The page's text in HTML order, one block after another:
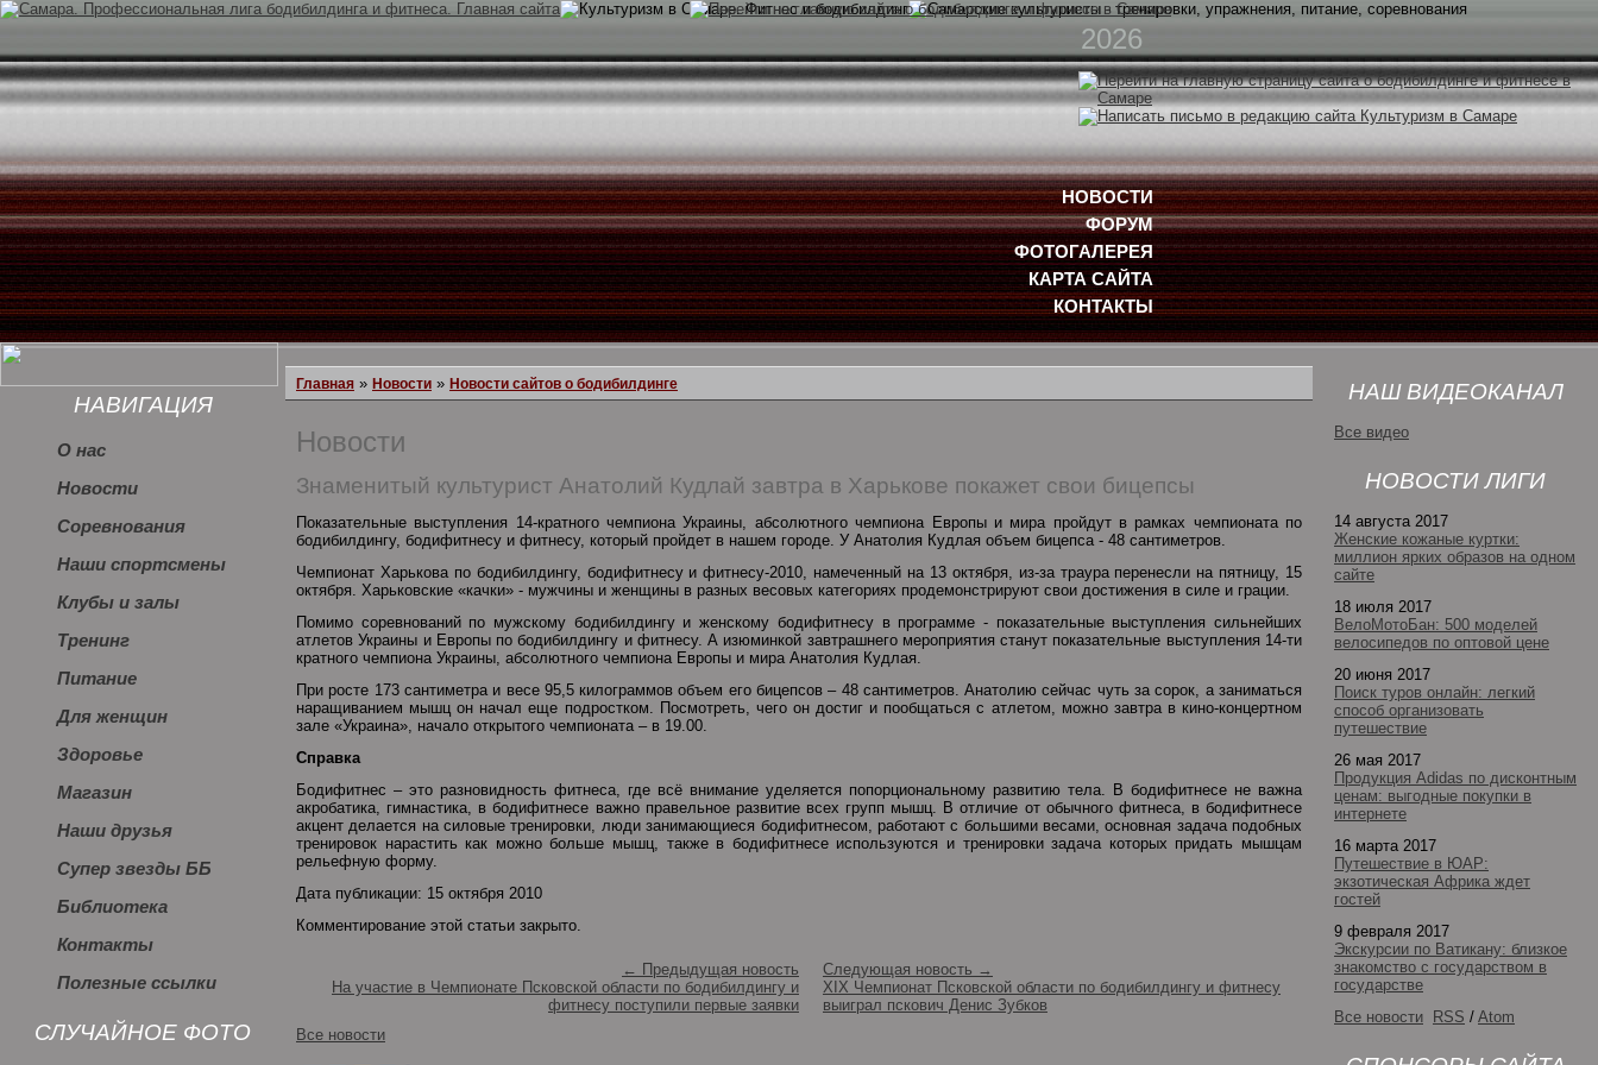
НАШ ВИДЕОКАНАЛ
Все видео
НОВОСТИ ЛИГИ
14 августа 2017
Женские кожаные куртки:
миллион ярких образов на одном
сайте
18 июля 2017
ВелоМотоБан: 500 моделей
велосипедов по оптовой цене
20 июня 2017
Поиск туров онлайн: легкий
способ организовать
путешествие
26 мая 2017
Продукция Adidas по дисконтным
ценам: выгодные покупки в
интернете
16 марта 2017
Путешествие в ЮАР:
экзотическая Африка ждет
гостей
9 февраля 2017
Экскурсии по Ватикану: близкое
знакомство с государством в
государстве
Все новости
RSS / Atom
НАВИГАЦИЯ
О нас
Новости
Соревнования
Наши спортсмены
Клубы и залы
Тренинг
Питание
Для женщин
Здоровье
Магазин
Наши друзья
Супер звезды ББ
Библиотека
Контакты
Полезные ссылки
СЛУЧАЙНОЕ ФОТО
Главная » Новости » Новости сайтов о бодибилдинге
Новости
Знаменитый культурист Анатолий Кудлай завтра в Харькове покажет свои бицепсы
Показательные выступления 14-кратного чемпиона Украины, абсолютного чемпиона Европы и мира пройдут в рамках чемпионата по
бодибилдингу, бодифитнесу и фитнесу, который пройдет в нашем городе. У Анатолия Кудлая объем бицепса - 48 сантиметров.
Чемпионат Харькова по бодибилдингу, бодифитнесу и фитнесу-2010, намеченный на 13 октября, из-за траура перенесли на пятницу, 15
октября. Харьковские «качки» - мужчины и женщины в разных весовых категориях продемонстрируют свои достижения в силе и грации.
Помимо соревнований по мужскому бодибилдингу и женскому бодифитнесу в программе - показательные выступления сильнейших
атлетов Украины и Европы по бодибилдингу и фитнесу. А изюминкой завтрашнего мероприятия станут показательные выступления 14-ти
кратного чемпиона Украины, абсолютного чемпиона Европы и мира Анатолия Кудлая.
При росте 173 сантиметра и весе 95,5 килограммов объем его бицепсов – 48 сантиметров. Анатолию сейчас чуть за сорок, а заниматься
наращиванием мышц он начал еще подростком. Посмотреть, чего он достиг и пообщаться с атлетом, можно завтра в кино-концертном
зале «Украина», начало открытого чемпионата – в 19.00.
Справка
Бодифитнес – это разновидность фитнеса, где всё внимание уделяется попорциональному развитию тела. В бодифитнесе не важна
акробатика, гимнастика, в бодифитнесе важно правельное развитие всех групп мышц. В отличие от обычного фитнеса, в бодифитнесе
акцент делается на силовые тренировки, люди занимающиеся бодифитнесом, работают с большими весами, основная задача подобных
тренировок нарастить как можно больше мышц, также в бодифитнесе используются и тренировки задача которых придать мышцам
рельефную форму.
Дата публикации: 15 октября 2010
Комментирование этой статьи закрыто.
← Предыдущая новость
На участие в Чемпионате Псковской области по бодибилдингу и
фитнесу поступили первые заявки
Следующая новость →
XIX Чемпионат Псковской области по бодибилдингу и фитнесу
выиграл пскович Денис Зубков
Все новости
2026
НОВОСТИ
ФОРУМ
ФОТОГАЛЕРЕЯ
КАРТА САЙТА
КОНТАКТЫ